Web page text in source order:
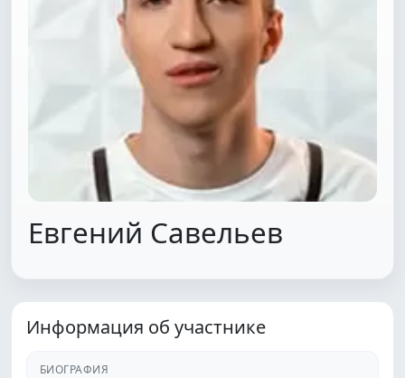
Евгений Савельев
Информация об участнике
БИОГРАФИЯ